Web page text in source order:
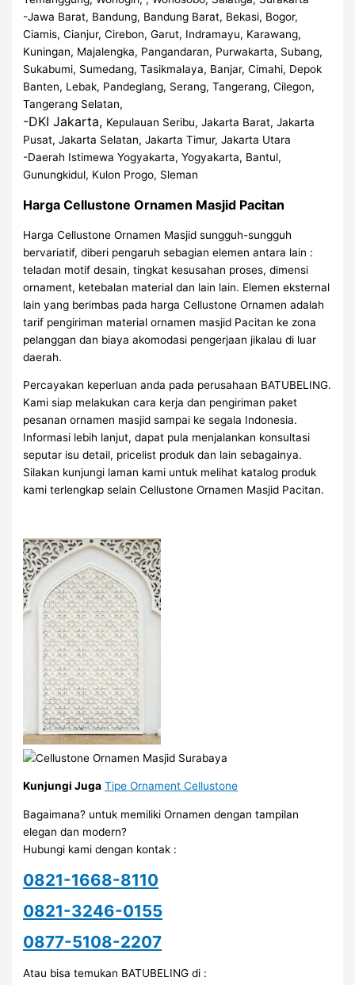
-Jawa Barat, Bandung, Bandung Barat, Bekasi, Bogor,
Ciamis, Cianjur, Cirebon, Garut, Indramayu, Karawang,
Kuningan, Majalengka, Pangandaran, Purwakarta, Subang,
Sukabumi, Sumedang, Tasikmalaya, Banjar, Cimahi, Depok
Banten, Lebak, Pandeglang, Serang, Tangerang, Cilegon,
Tangerang Selatan,
-DKI Jakarta, Kepulauan Seribu, Jakarta Barat, Jakarta
Pusat, Jakarta Selatan, Jakarta Timur, Jakarta Utara
-Daerah Istimewa Yogyakarta, Yogyakarta, Bantul,
Gunungkidul, Kulon Progo, Sleman
Harga Cellustone Ornamen Masjid Pacitan
Harga Cellustone Ornamen Masjid sungguh-sungguh
bervariatif, diberi pengaruh sebagian elemen antara lain :
teladan motif desain, tingkat kesusahan proses, dimensi
ornament, ketebalan material dan lain lain. Elemen eksternal
lain yang berimbas pada harga Cellustone Ornamen adalah
tarif pengiriman material ornamen masjid Pacitan ke zona
pelanggan dan biaya akomodasi pengerjaan jikalau di luar
daerah.
Percayakan keperluan anda pada perusahaan BATUBELING.
Kami siap melakukan cara kerja dan pengiriman paket
pesanan ornamen masjid sampai ke segala Indonesia.
Informasi lebih lanjut, dapat pula menjalankan konsultasi
seputar isu detail, pricelist produk dan lain sebagainya.
Silakan kunjungi laman kami untuk melihat katalog produk
kami terlengkap selain Cellustone Ornamen Masjid Pacitan.
Kunjungi Juga Tipe Ornament Cellustone
Bagaimana? untuk memiliki Ornamen dengan tampilan
elegan dan modern?
Hubungi kami dengan kontak :
0821-1668-8110
0821-3246-0155
0877-5108-2207
Atau bisa temukan BATUBELING di :